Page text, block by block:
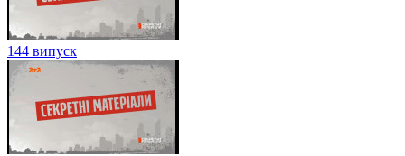
144 випуск